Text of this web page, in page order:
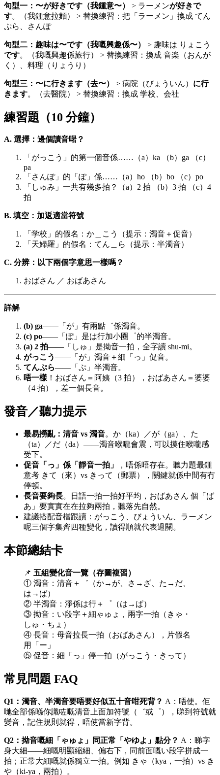
句型一：〜が好きです（我鍾意〜） > ラーメンが好きで
す。（我鍾意拉麵） > 替換練習：把「ラーメン」換成 てん
ぷら、さんぽ
句型二：趣味は〜です（我嘅興趣係〜）
> 趣味は りょこう
です。（我嘅興趣係旅行） > 替換練習：換成 音楽（おんが
く）、料理（りょうり）
句型三：〜に行きます（去〜） > 病院（びょういん） に行
きます。（去醫院） > 替換練習：換成 学校、会社
練習題（10 分鐘）
A. 選擇：邊個讀音啱？
「がっこう」的第一個音係……（a）ka （b）ga （c）
pa
「さんぽ」的「ぽ」係……（a）ho （b）bo （c）po
「しゅみ」一共有幾多拍？（a）2 拍 （b）3 拍 （c）4
拍
B. 填空：加返適當符號
「学校」的假名：か＿こう（提示：濁音＋促音）
「天婦羅」的假名：てん＿ら（提示：半濁音）
C. 分辨：以下兩個字意思一樣嗎？
おばさん ／ おばあさん
詳解
(b) ga——「が」有兩點゛係濁音。
(c) po——「ぽ」是は行加小圈゜的半濁音。
(a) 2 拍——「しゅ」是拗音一拍，全字讀 shu-mi。
がっこう——「が」濁音＋細「っ」促音。
てんぷら——「ぷ」半濁音。
唔一樣！おばさん＝阿姨（3 拍），おばあさん＝婆婆
（4 拍），差一個長音。
發音／聽力提示
最易撈亂：清音 vs 濁音。か（ka）／が（ga）、た
（ta）／だ（da）——濁音喉嚨會震，可以摸住喉嚨感
受下。
促音「っ」係「靜音一拍」
，唔係唔存在。聽力題最鍾
意考 きて（來）vs きって（郵票），關鍵就係中間有冇
停頓。
長音要夠長。日語一拍一拍好平均，おばあさん 個「ば
あ」要實實在在拉夠兩拍，聽落先自然。
建議搭配音檔跟讀：がっこう、びょういん、ラーメン
呢三個字集齊四種變化，讀得順就代表過關。
本節總結卡
📌 五組變化音一覽（存圖複習）
① 濁音：清音＋゛（か→が、さ→ざ、た→だ、
は→ば）
② 半濁音：淨係は行＋゜（は→ぱ）
③ 拗音：い段字＋細ゃゅょ，兩字一拍（きゃ・
しゅ・ちょ）
④ 長音：母音拉長一拍（おばあさん），片假名
用「ー」
⑤ 促音：細「っ」停一拍（がっこう・きって）
常見問題 FAQ
Q1：濁音、半濁音要唔要好似五十音咁死背？ A：唔使。佢
哋全部係喺你識咗嘅清音上面加符號（゛或゜），睇到符號就
變音，記住規則就得，唔使當新字背。
Q2：拗音嘅細「ゃゅょ」同正常「やゆよ」點分？ A：睇字
身大細——細嘅明顯縮細、偏右下，同前面嘅い段字拼成一
拍；正常大細嘅就係獨立一拍。例如 きゃ（kya，一拍）vs き
や（ki-ya，兩拍）。